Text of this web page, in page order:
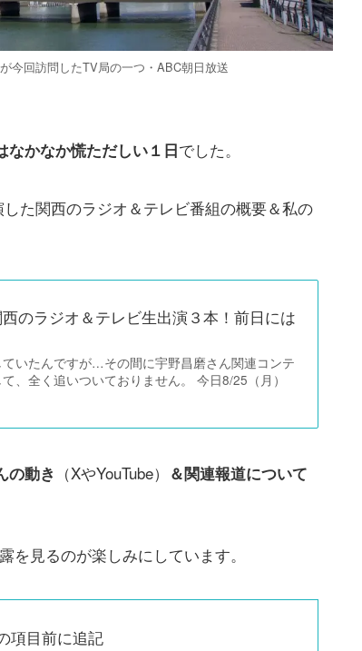
今回訪問したTV局の一つ・ABC朝日放送
なかなか慌ただしい１日でした。
た関西のラジオ＆テレビ番組の概要＆私の
のラジオ＆テレビ生出演３本！前日には
いたんですが…その間に宇野昌磨さん関連コンテ
、全く追いついておりません。 今日8/25（月）
の動き （XやYouTube） ＆関連報道について
見るのが楽しみにしています。
目前に追記